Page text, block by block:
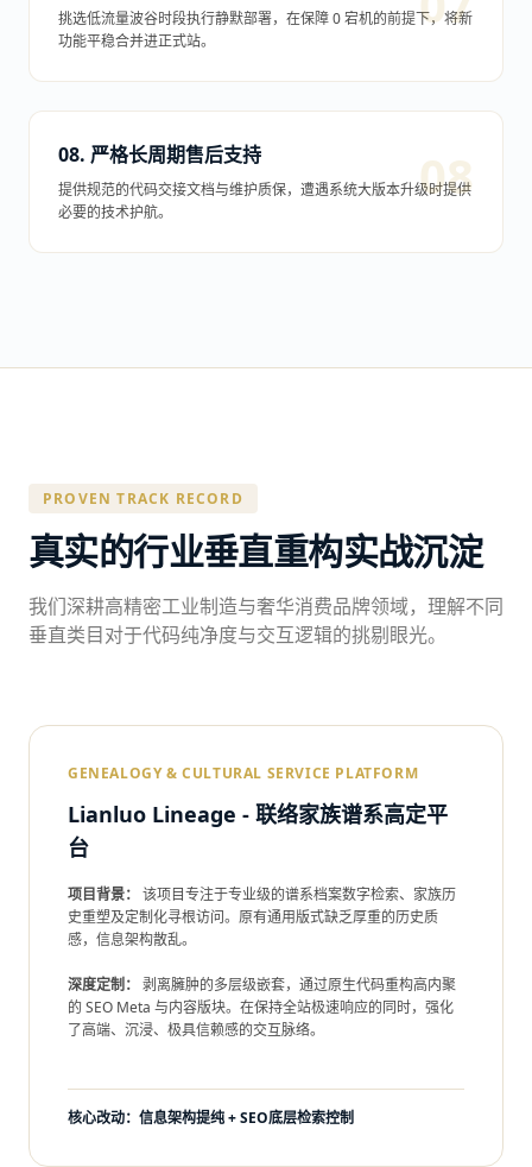
挑选低流量波谷时段执行静默部署，在保障 0 宕机的前提下，将新
功能平稳合并进正式站。
08. 严格长周期售后支持
提供规范的代码交接文档与维护质保，遭遇系统大版本升级时提供
必要的技术护航。
PROVEN TRACK RECORD
真实的行业垂直重构实战沉淀
我们深耕高精密工业制造与奢华消费品牌领域，理解不同
垂直类目对于代码纯净度与交互逻辑的挑剔眼光。
GENEALOGY & CULTURAL SERVICE PLATFORM
Lianluo Lineage - 联络家族谱系高定平
台
项目背景： 该项目专注于专业级的谱系档案数字检索、家族历
史重塑及定制化寻根访问。原有通用版式缺乏厚重的历史质
感，信息架构散乱。
深度定制： 剥离臃肿的多层级嵌套，通过原生代码重构高内聚
的 SEO Meta 与内容版块。在保持全站极速响应的同时，强化
了高端、沉浸、极具信赖感的交互脉络。
核心改动：信息架构提纯 + SEO底层检索控制